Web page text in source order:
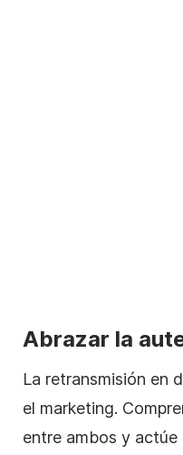
Abrazar la
La retransmisión en
el marketing.
entre ambos y actúe